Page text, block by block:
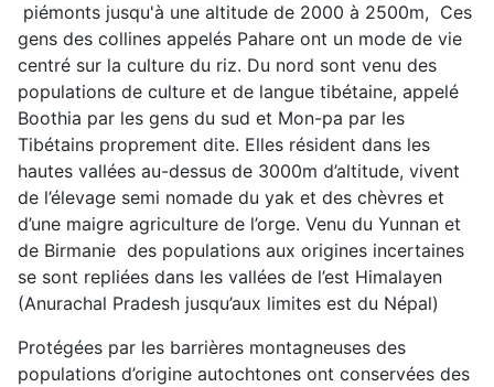
piémonts jusqu'à une altitude de 2000 à 2500m, Ces
gens des collines appelés Pahare ont un mode de vie
centré sur la culture du riz. Du nord sont venu des
populations de culture et de langue tibétaine, appelé
Boothia par les gens du sud et Mon-pa par les
Tibétains proprement dite. Elles résident dans les
hautes vallées au-dessus de 3000m d’altitude, vivent
de l’élevage semi nomade du yak et des chèvres et
d’une maigre agriculture de l’orge. Venu du Yunnan et
de Birmanie des populations aux origines incertaines
se sont repliées dans les vallées de l’est Himalayen
(Anurachal Pradesh jusqu’aux limites est du Népal)
Protégées par les barrières montagneuses des
populations d’origine autochtones ont conservées des